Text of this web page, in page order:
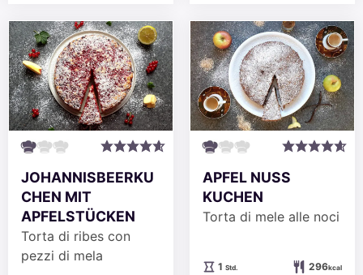
JOHANNISBEERKU
CHEN MIT
APFELSTÜCKEN
Torta di ribes con
pezzi di mela
APFEL NUSS
KUCHEN
Torta di mele alle noci
1Stunde
Std. 296kcal